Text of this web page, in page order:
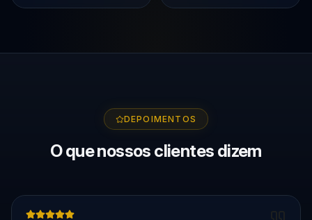
DEPOIMENTOS
O que nossos clientes dizem